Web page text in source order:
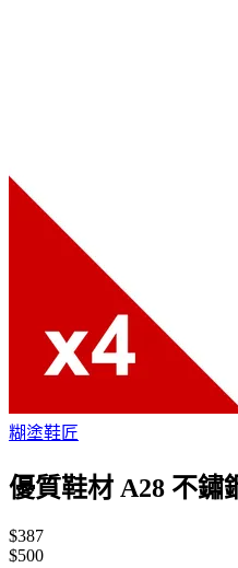
糊塗鞋匠
優質鞋材 A28 不鏽
$387
$500